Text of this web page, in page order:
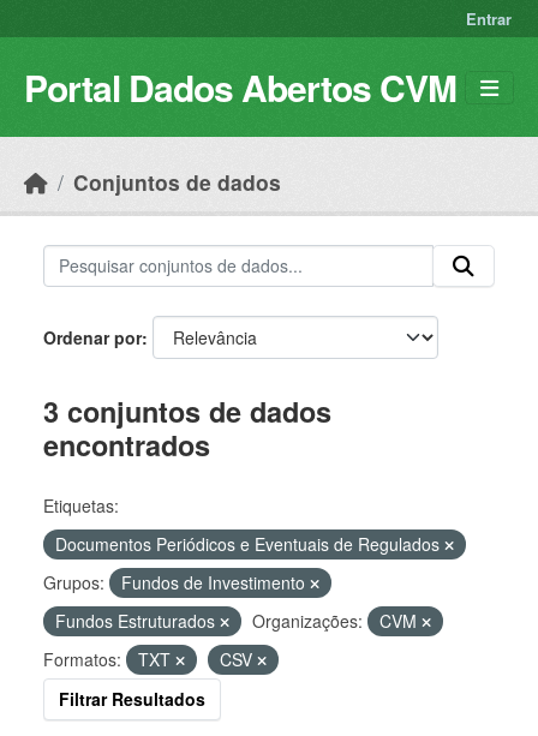
Entrar
Portal Dados Abertos CVM
Conjuntos de dados
Ordenar por
3 conjuntos de dados
encontrados
Etiquetas:
Documentos Periódicos e Eventuais de Regulados
Grupos:
Fundos de Investimento
Fundos Estruturados
Organizações:
CVM
Formatos:
TXT
CSV
Filtrar Resultados